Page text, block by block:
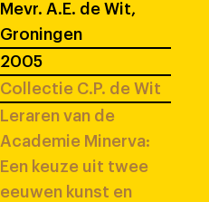
Mevr. A.E. de Wit,
Groningen
2005
Collectie C.P. de Wit
Leraren van de
Academie Minerva:
Een keuze uit twee
eeuwen kunst en